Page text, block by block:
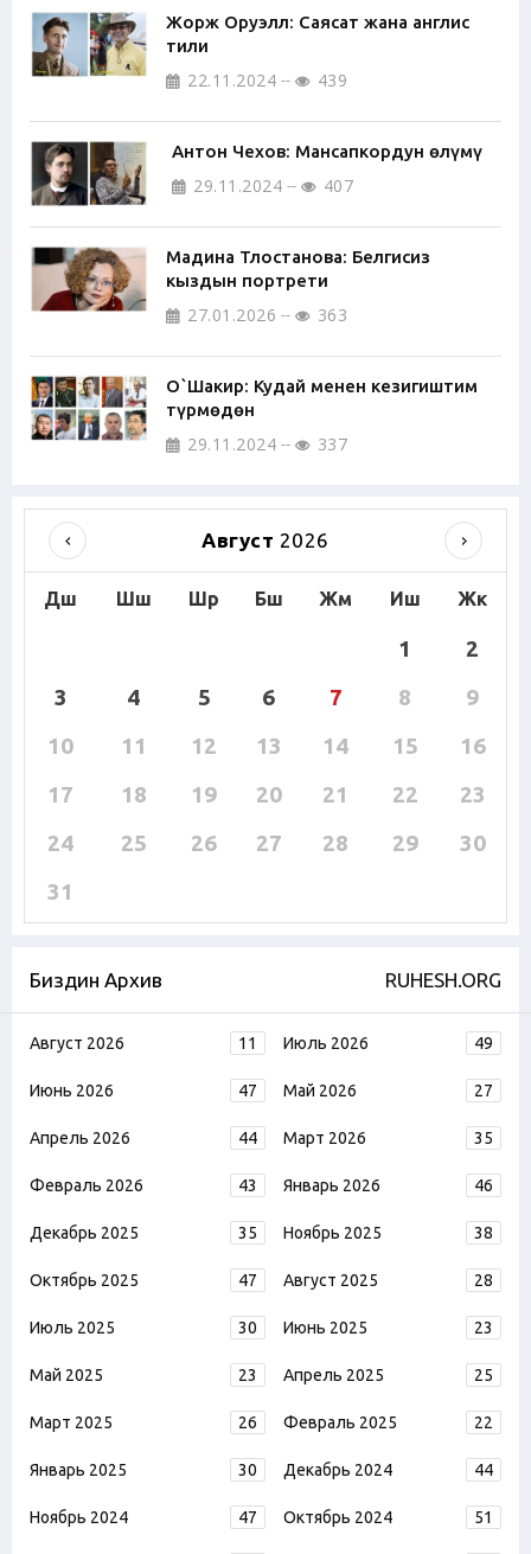
Жорж Оруэлл: Саясат жана англис
тили
22.11.2024 439
Антон Чехов: Мансапкордун өлүмү
29.11.2024 407
Мадина Тлостанова: Белгисиз
кыздын портрети
27.01.2026 363
О`Шакир: Кудай менен кезигиштим
түрмөдөн
29.11.2024 337
Август 2026
Дш Шш Шр Бш Жм Иш Жк
1
2
3
4 5 6 7 8
9
10
11 12 13 14 15
16
17
18 19 20 21 22
23
24
25 26 27 28 29
30
31
Биздин Архив RUHESH.ORG
Август 2026 11 Июль 2026 49
Июнь 2026 47 Май 2026 27
Апрель 2026 44 Март 2026 35
Февраль 2026 43 Январь 2026 46
Декабрь 2025 35 Ноябрь 2025 38
Октябрь 2025 47 Август 2025 28
Июль 2025 30 Июнь 2025 23
Май 2025 23 Апрель 2025 25
Март 2025 26 Февраль 2025 22
Январь 2025 30 Декабрь 2024 44
Ноябрь 2024 47 Октябрь 2024 51